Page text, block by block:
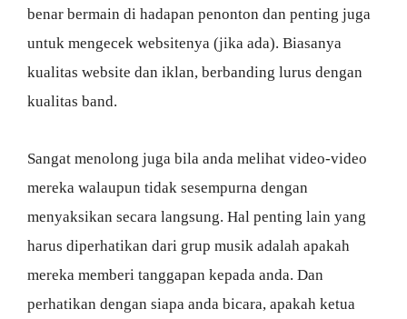
benar bermain di hadapan penonton dan penting juga
untuk mengecek websitenya (jika ada). Biasanya
kualitas website dan iklan, berbanding lurus dengan
kualitas band.
Sangat menolong juga bila anda melihat video-video
mereka walaupun tidak sesempurna dengan
menyaksikan secara langsung. Hal penting lain yang
harus diperhatikan dari grup musik adalah apakah
mereka memberi tanggapan kepada anda. Dan
perhatikan dengan siapa anda bicara, apakah ketua